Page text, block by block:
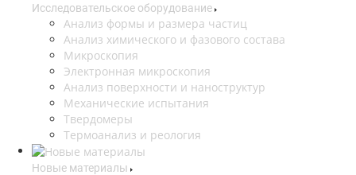
Исследовательское оборудование
Анализ формы и размера частиц
Анализ химического и фазового состава
Микроскопия
Электронная микроскопия
Анализ поверхности и наноструктур
Механические испытания
Твердомеры
Термоанализ и реология
Новые материалы